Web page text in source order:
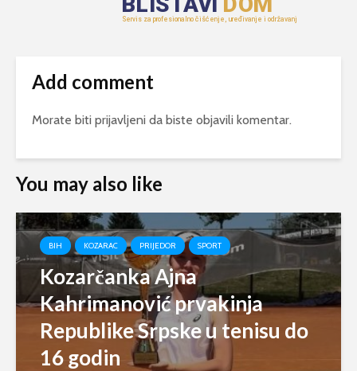
Add comment
Morate biti prijavljeni da biste objavili komentar.
You may also like
BIH KOZARAC PRIJEDOR SPORT
Kozarčanka Ajna
Kahrimanović prvakinja
Republike Srpske u tenisu do
16 godin